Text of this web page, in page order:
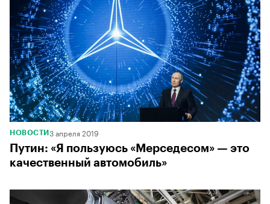
00:00 / 00:00
НОВОСТИ 3 апреля 2019
Путин: «Я пользуюсь «Мерседесом» — это
качественный автомобиль»